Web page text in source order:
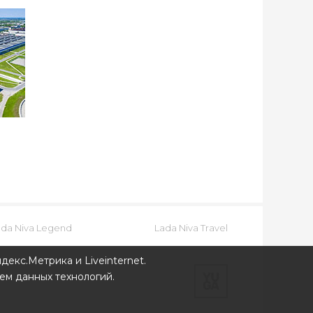
Niva Legend Lada Niva Travel
и Liveinternet.
данных технологий.